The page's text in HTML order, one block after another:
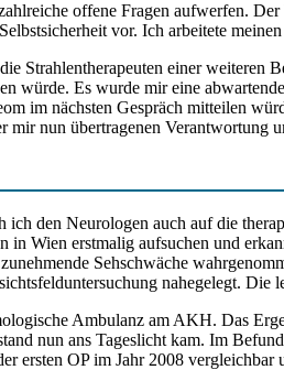
offene Fragen aufwerfen.
vor. Ich arbeitete
Strahlentherapeuten einer
würde. Es wurde mir eine
im nächsten Gespräch mitteilen
mir nun übertragenen Verantwortung
den Neurologen auch auf die
in Wien erstmalig aufsuchen und
Sehschwäche
nahegelegt. Die
Ambulanz am AKH. Das
nun ans Tageslicht kam. Im
ersten OP im Jahr 2008